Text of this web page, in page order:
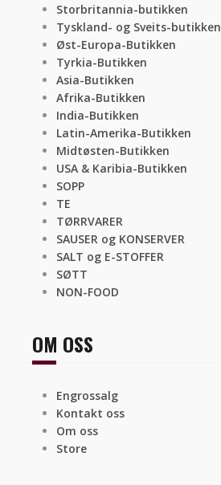
Storbritannia-butikken
Tyskland- og Sveits-butikken
Øst-Europa-Butikken
Tyrkia-Butikken
Asia-Butikken
Afrika-Butikken
India-Butikken
Latin-Amerika-Butikken
Midtøsten-Butikken
USA & Karibia-Butikken
SOPP
TE
TØRRVARER
SAUSER og KONSERVER
SALT og E-STOFFER
SØTT
NON-FOOD
OM OSS
Engrossalg
Kontakt oss
Om oss
Store